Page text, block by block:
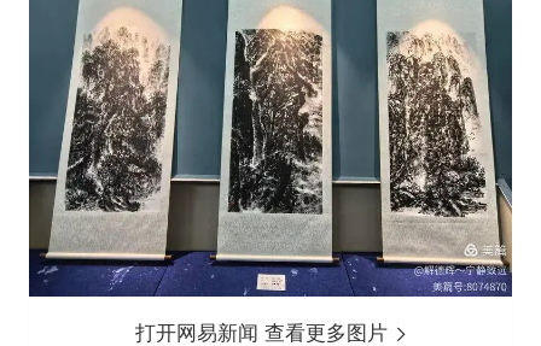
打开网易新闻 查看更多图片